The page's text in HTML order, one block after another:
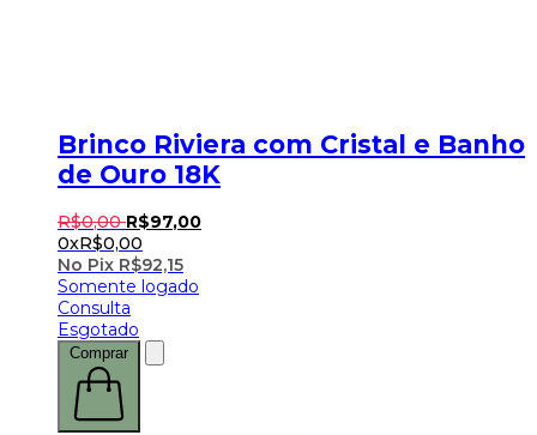
Brinco Riviera com Cristal e Banho
de Ouro 18K
R$0,00 R$97,00
0xR$0,00
No Pix R$92,15
Somente logado
Consulta
Esgotado
Comprar